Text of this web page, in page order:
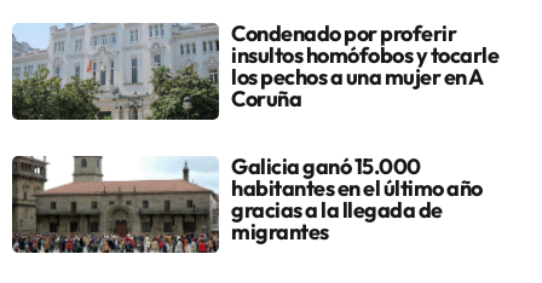
Condenado por proferir
insultos homófobos y tocarle
los pechos a una mujer en A
Coruña
Galicia ganó 15.000
habitantes en el último año
gracias a la llegada de
migrantes